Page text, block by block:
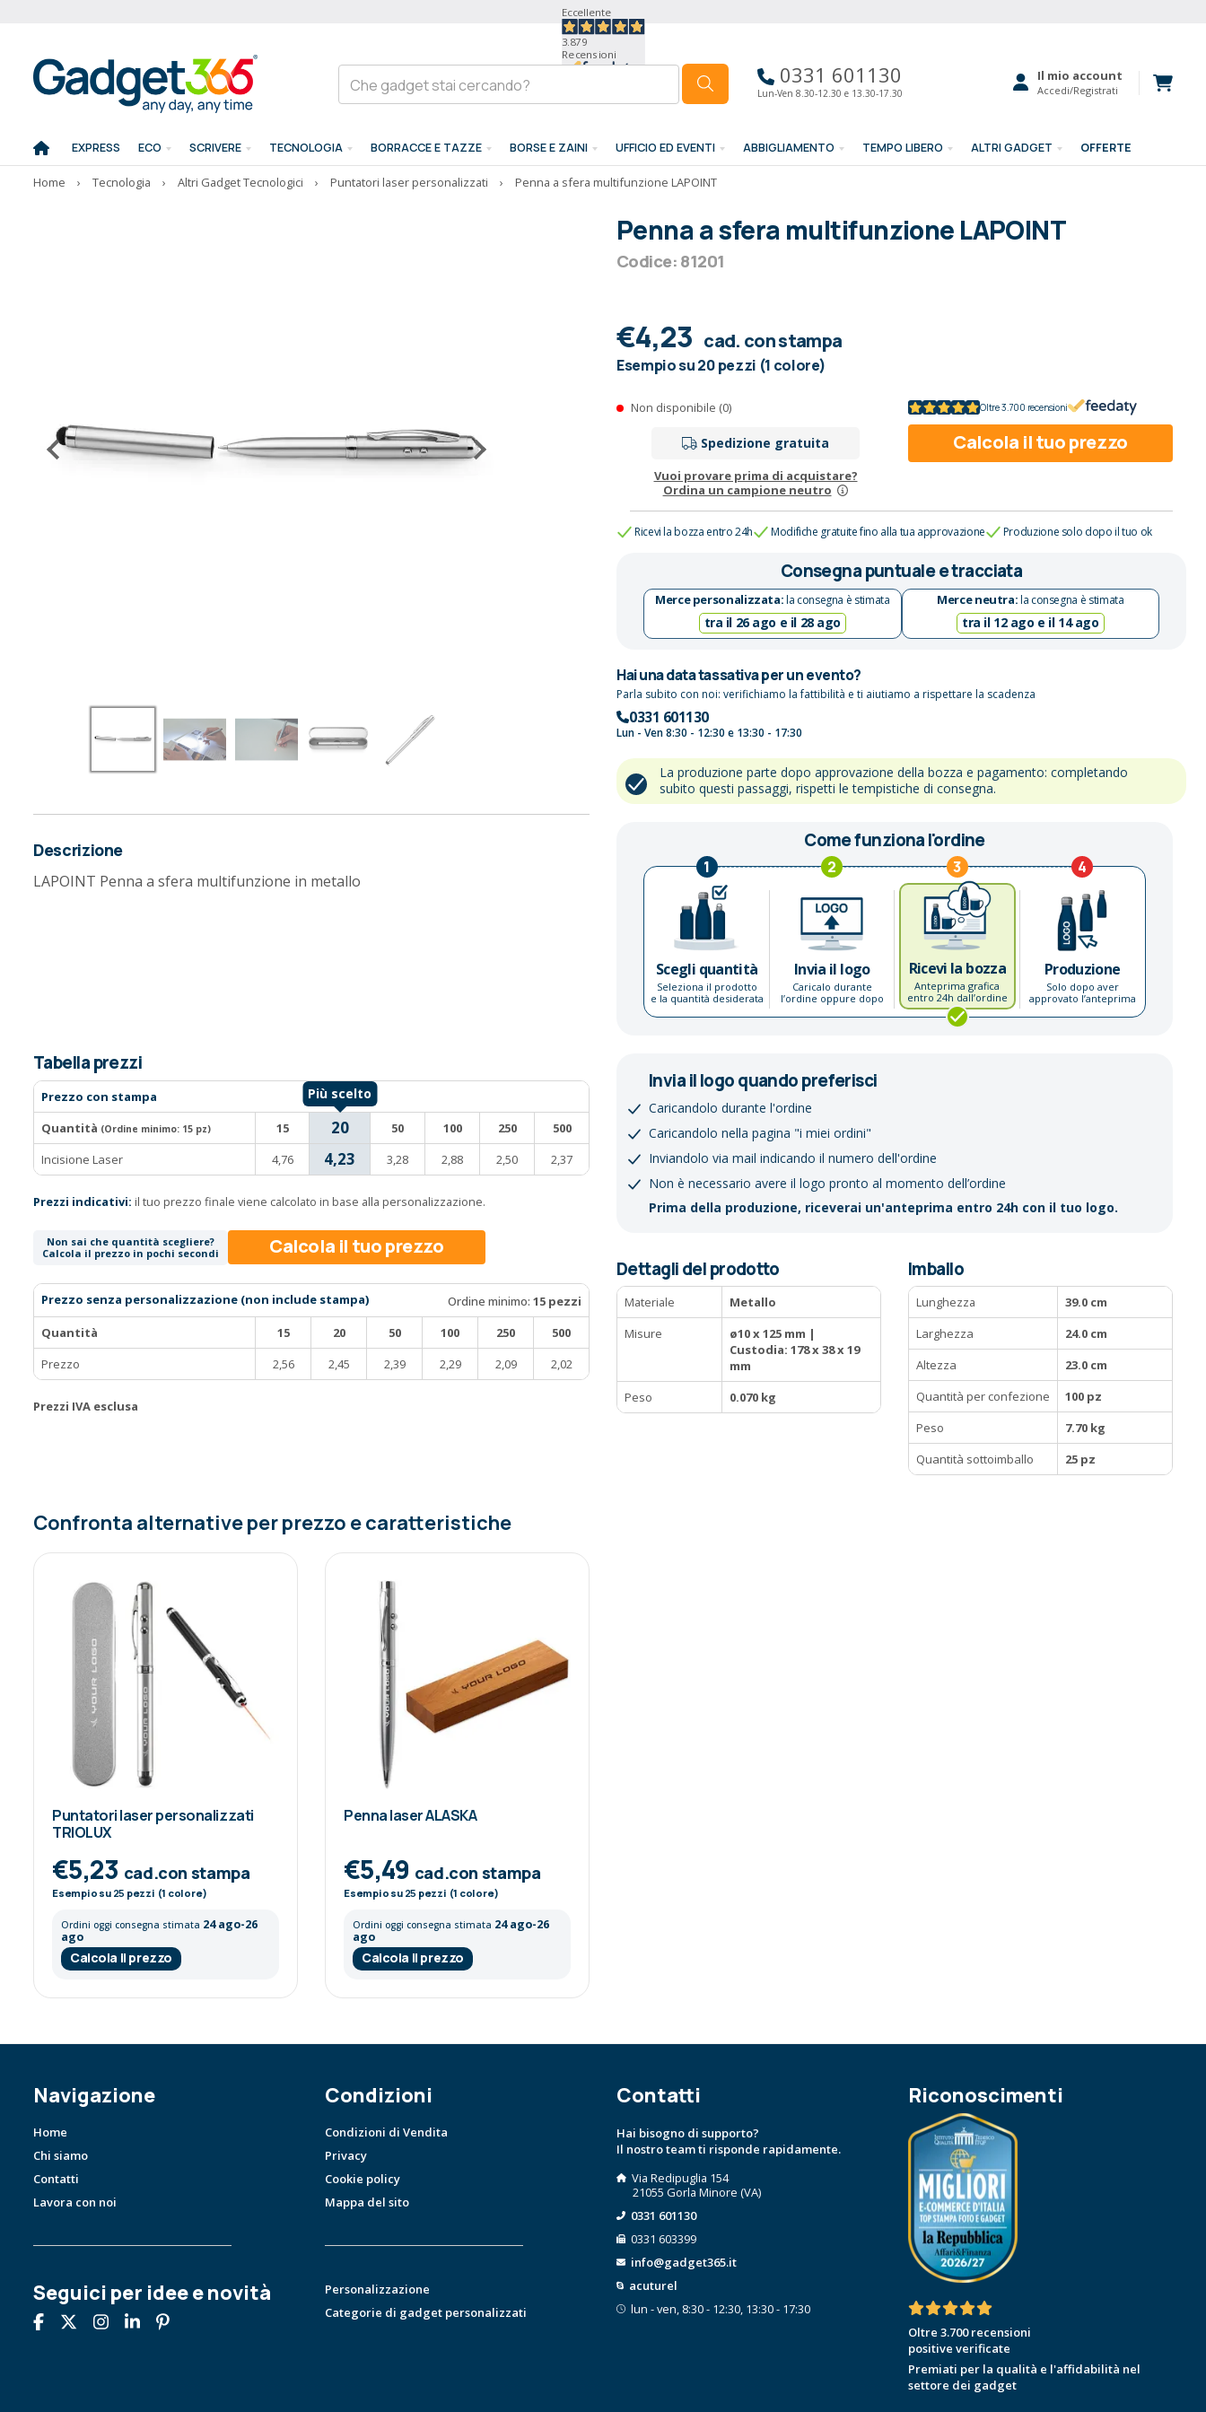
Eccellente
3.879
Recensioni
0331 601130
Lun-Ven 8.30-12.30 e 13.30-17.30
Il mio account
Accedi/Registrati
EXPRESS ECO SCRIVERE TECNOLOGIA BORRACCE E TAZZE BORSE E ZAINI UFFICIO ED EVENTI ABBIGLIAMENTO TEMPO LIBERO ALTRI GADGET OFFERTE
Home › Tecnologia › Altri Gadget Tecnologici › Puntatori laser personalizzati › Penna a sfera multifunzione LAPOINT
Descrizione
LAPOINT Penna a sfera multifunzione in metallo
Penna a sfera multifunzione LAPOINT
Codice: 81201
€4,23 cad. con stampa
Esempio su 20 pezzi (1 colore)
Non disponibile (0)
Spedizione gratuita
Vuoi provare prima di acquistare?
Ordina un campione neutro
Oltre 3.700 recensioni
Calcola il tuo prezzo
Ricevi la bozza entro 24h Modifiche gratuite fino alla tua approvazione Produzione solo dopo il tuo ok
Consegna puntuale e tracciata
Merce personalizzata:la consegna è stimata
tra il 26 ago e il 28 ago
Merce neutra:la consegna è stimata
tra il 12 ago e il 14 ago
Hai una data tassativa per un evento?
Parla subito con noi: verifichiamo la fattibilità e ti aiutiamo a rispettare la scadenza
0331 601130
Lun - Ven 8:30 - 12:30 e 13:30 - 17:30
La produzione parte dopo approvazione della bozza e pagamento: completando
subito questi passaggi, rispetti le tempistiche di consegna.
Come funziona l'ordine
1
Scegli quantità
Seleziona il prodotto
e la quantità desiderata
2
Invia il logo
Caricalo durante
l’ordine oppure dopo
3
Ricevi la bozza
Anteprima grafica
entro 24h dall’ordine
4
Produzione
Solo dopo aver
approvato l’anteprima
Tabella prezzi
Prezzo con stampa
Quantità (Ordine minimo: 15 pz) 15 20 50 100 250
500
Incisione Laser
4,76 4,23 3,28 2,88 2,50 2,37
Prezzi indicativi: il tuo prezzo finale viene calcolato in base alla personalizzazione.
Non sai che quantità scegliere?
Calcola il prezzo in pochi secondi
Calcola il tuo prezzo
Prezzo senza personalizzazione (non include stampa) Ordine minimo: 15 pezzi
Quantità
15 20 50 100 250
500
Prezzo
2,56 2,45 2,39 2,29 2,09 2,02
Prezzi IVA esclusa
Invia il logo quando preferisci
Caricandolo durante l'ordine
Caricandolo nella pagina "i miei ordini"
Inviandolo via mail indicando il numero dell'ordine
Non è necessario avere il logo pronto al momento dell’ordine
Prima della produzione, riceverai un'anteprima entro 24h con il tuo logo.
Dettagli del prodotto
Materiale
Metallo
Misure
ø10 x 125 mm |
Custodia: 178 x 38 x 19
mm
Peso
0.070 kg
Imballo
Lunghezza
39.0 cm
Larghezza
24.0 cm
Altezza
23.0 cm
Quantità per confezione
100 pz
Peso
7.70 kg
Quantità sottoimballo
25 pz
Confronta alternative per prezzo e caratteristiche
Puntatori laser personalizzati
TRIOLUX
€5,23 cad.con stampa
Esempio su 25 pezzi (1 colore)
Ordini oggi consegna stimata 24 ago-26
ago
Calcola il prezzo
Penna laser ALASKA
€5,49 cad.con stampa
Esempio su 25 pezzi (1 colore)
Ordini oggi consegna stimata 24 ago-26
ago
Calcola il prezzo
Navigazione
Home
Chi siamo
Contatti
Lavora con noi
Seguici per idee e novità
Condizioni
Condizioni di Vendita
Privacy
Cookie policy
Mappa del sito
Personalizzazione
Categorie di gadget personalizzati
Contatti
Hai bisogno di supporto?
Il nostro team ti risponde rapidamente.
Via Redipuglia 154
21055 Gorla Minore (VA)
0331 601130
0331 603399
info@gadget365.it
acuturel
lun - ven, 8:30 - 12:30, 13:30 - 17:30
Riconoscimenti
Oltre 3.700 recensioni
positive verificate
Premiati per la qualità e l'affidabilità nel
settore dei gadget